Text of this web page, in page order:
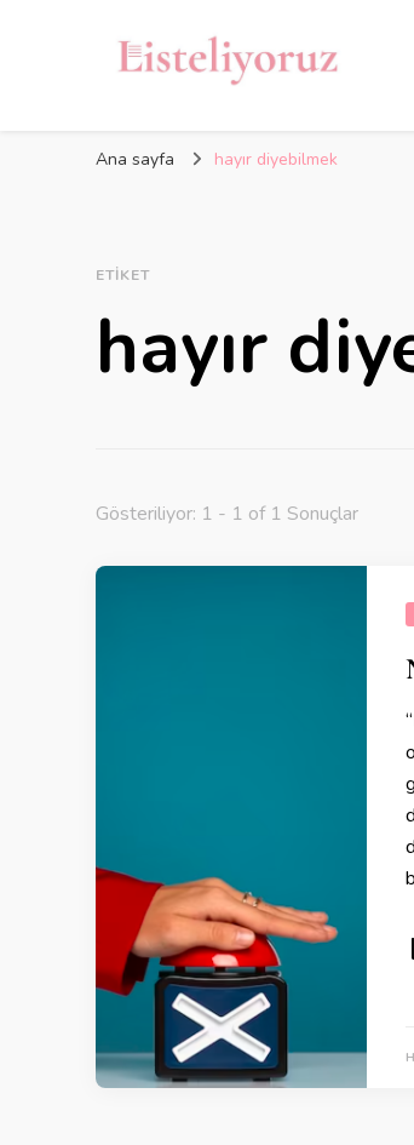
Ana sayfa hayır diyebilmek
ETIKET
hayır
Gösteriliyor: 1 - 1 of 1 Sonuçlar